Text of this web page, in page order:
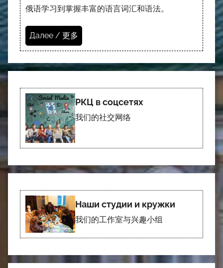
俄语学习到掌握丰富的语言词汇和语法。
Далее / 更多
РКЦ в соцсетях
我们的社交网络
Наши студии и кружки
我们的工作室与兴趣小组